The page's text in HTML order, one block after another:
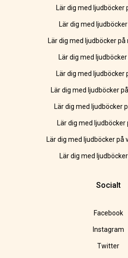
Lär dig med ljudböcker
Lär dig med
Lär dig med ljudböcker
Lär dig med
Lär dig med ljudböcker
Lär dig med ljudböcker
Lär dig med ljudböcker
Lär dig med ljudböcker
Lär dig med ljudböcker på
Lär dig med
Socialt
Facebook
Instagram
Twitter